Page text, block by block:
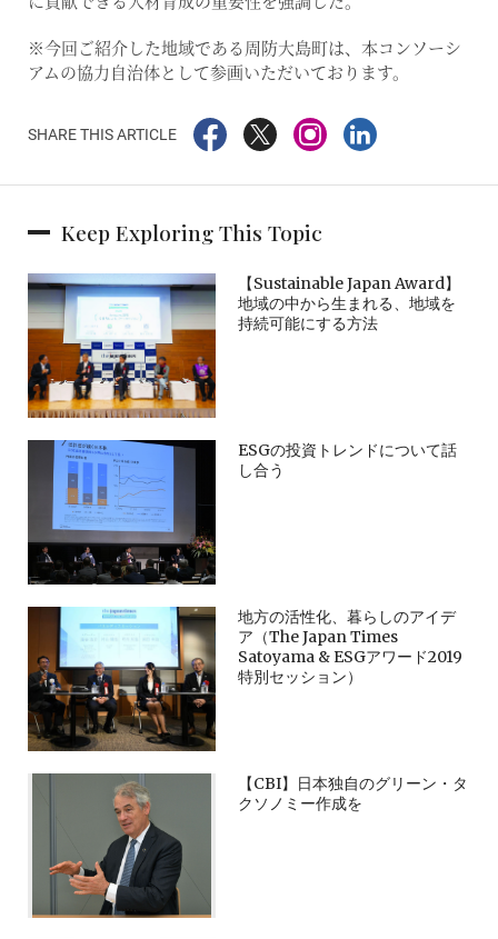
※今回ご紹介した地域である周防大島町は、本コンソーシ
アムの協力自治体として参画いただいております。
SHARE THIS ARTICLE
Keep Exploring This Topic
【Sustainable Japan Award】
地域の中から生まれる、地域を
持続可能にする方法
ESGの投資トレンドについて話
し合う
地方の活性化、暮らしのアイデ
ア（The Japan Times
Satoyama & ESGアワード2019
特別セッション）
【CBI】日本独自のグリーン・タ
クソノミー作成を